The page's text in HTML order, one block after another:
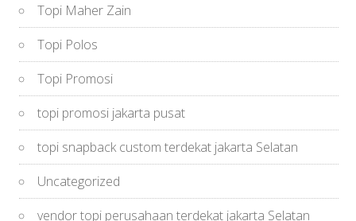
Topi Maher Zain
Topi Polos
Topi Promosi
topi promosi jakarta pusat
topi snapback custom terdekat jakarta Selatan
Uncategorized
vendor topi perusahaan terdekat jakarta Selatan